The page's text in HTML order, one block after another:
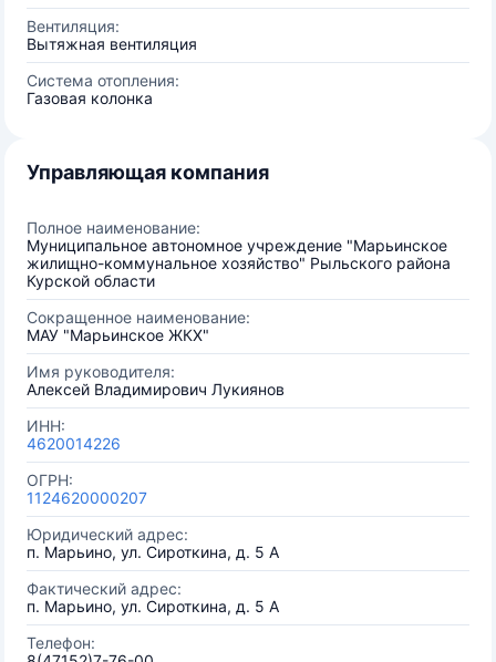
Вентиляция:
Вытяжная вентиляция
Система отопления:
Газовая колонка
Управляющая компания
Полное наименование:
Муниципальное автономное учреждение "Марьинское
жилищно-коммунальное хозяйство" Рыльского района
Курской области
Сокращенное наименование:
МАУ "Марьинское ЖКХ"
Имя руководителя:
Алексей Владимирович Лукиянов
ИНН:
4620014226
ОГРН:
1124620000207
Юридический адрес:
п. Марьино, ул. Сироткина, д. 5 А
Фактический адрес:
п. Марьино, ул. Сироткина, д. 5 А
Телефон: